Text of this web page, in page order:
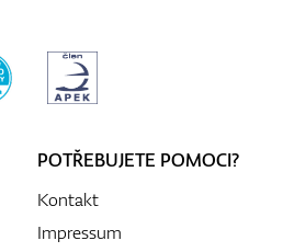
POTŘEBUJETE POMOCI?
Kontakt
Impressum